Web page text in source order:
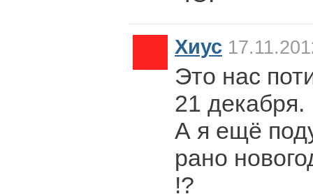
Хиус
Это нас
21 декабря.
А я ещё
рано
!?